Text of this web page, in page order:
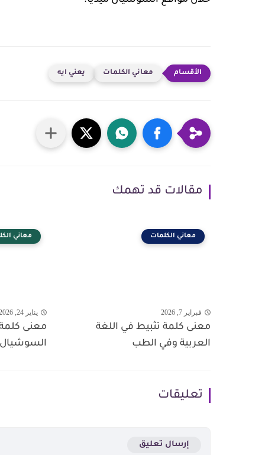
معاني الكلمات يعني ايه
مقالات قد تهمك
معاني الكلمات
فبراير 7, 2026
معنى كلمة تثبيط في اللغة
العربية وفي الطب
معاني
يناير 24, 2026
معنى
السوشيال
تعليقات
إرسال تعليق